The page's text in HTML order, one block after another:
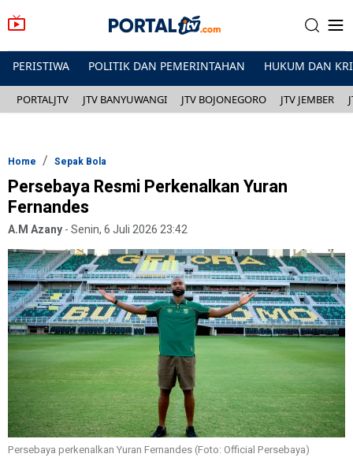
PERISTIWA POLITIK DAN PEMERINTAHAN HUKUM DAN
PORTALJTV JTV BANYUWANGI JTV BOJONEGORO JTV JEMBER
Home Sepak Bola
Persebaya Resmi Perkenalkan Yuran
Fernandes
A.M Azany-Senin, 6 Juli 2026 23:42
Persebaya perkenalkan Yuran Fernandes (Foto: Official Persebaya)